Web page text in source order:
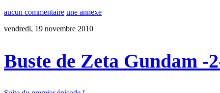
aucun commentaire une annexe
vendredi, 19 novembre 2010
Buste de Zeta Gundam -